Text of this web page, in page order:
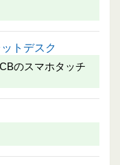
トデスク
のスマホタッチ